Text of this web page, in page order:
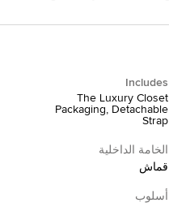
Includes
The Luxury Closet
Packaging, Detachable
Strap
الخامة الداخلية
قماش
أسلوب